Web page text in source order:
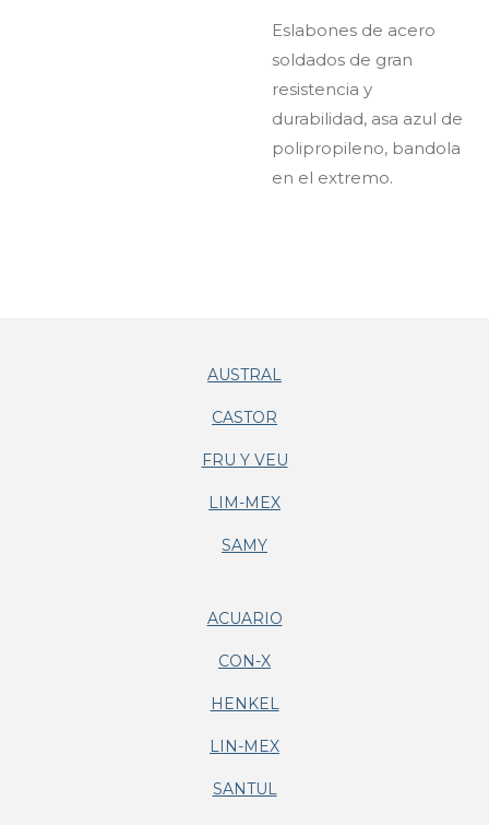
Eslabones de acero
soldados de gran
resistencia y
durabilidad, asa azul de
polipropileno, bandola
en el extremo.
AUSTRAL
CASTOR
FRU Y VEU
LIM-MEX
SAMY
ACUARIO
CON-X
HENKEL
LIN-MEX
SANTUL